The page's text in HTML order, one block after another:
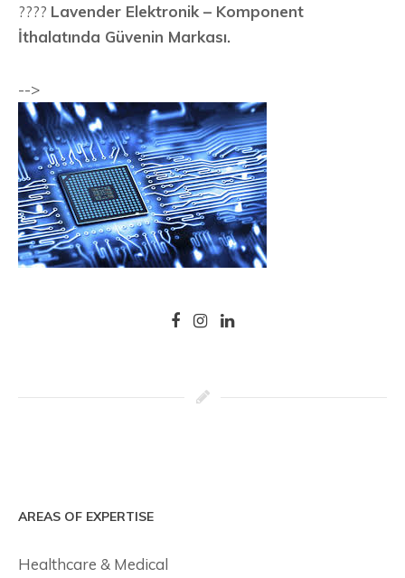
???? Lavender Elektronik – Komponent
İthalatında Güvenin Markası.
-->
AREAS OF EXPERTISE
Healthcare & Medical